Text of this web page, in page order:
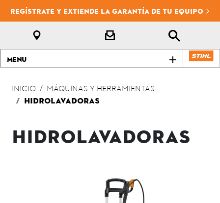
REGÍSTRATE Y EXTIENDE LA GARANTÍA DE TU EQUIPO
Menu
INICIO MÁQUINAS Y HERRAMIENTAS
HIDROLAVADORAS
HIDROLAVADORAS